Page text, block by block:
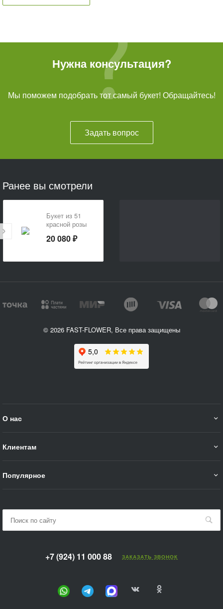
Нужна консультация?
Мы поможем подобрать тот самый букет! Обращайтесь!
Задать вопрос
Ранее вы смотрели
Букет из 51
красной розы
20 080 ₽
© 2026 FAST-FLOWER, Все права защищены
О нас
Клиентам
Популярное
+7 (924) 11 000 88 ЗАКАЗАТЬ ЗВОНОК